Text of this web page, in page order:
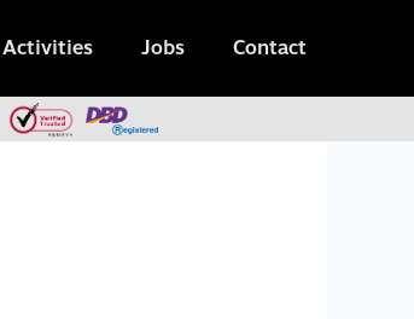
Activities Jobs Contact